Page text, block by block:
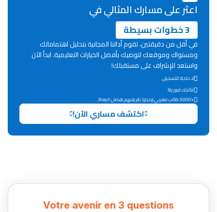
اعثر على مسارك المثالي في
3 خطوات بسيطة
في أقل من دقيقتين، تقوم أداتنا المجانية بتحليل اهتماماتك
ومستواك وموقعك لتوصيك بأفضل الخيارات التعليمية. ابدأ الآن
واستعد للإشراف على مستقبلك!
لا حاجة للتسجيل
نتائجك فورية!
+5000 طالب مغربي وجدوا طريقهم بفضل 9rayti.
اكتشف مساري الآن!
Votre avenir en 3 questions